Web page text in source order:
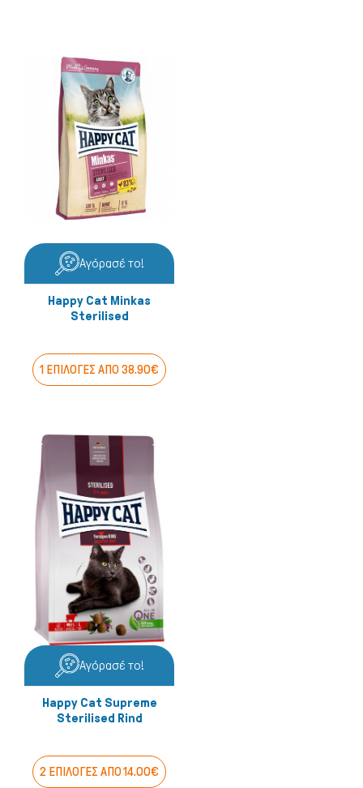
Αγόρασέ το!
Happy Cat Minkas
Sterilised
1 ΕΠΙΛΟΓΕΣ ΑΠΟ 38.90€
Αγόρασέ το!
Happy Cat Supreme
Sterilised Rind
2 ΕΠΙΛΟΓΕΣ ΑΠΟ 14.00€